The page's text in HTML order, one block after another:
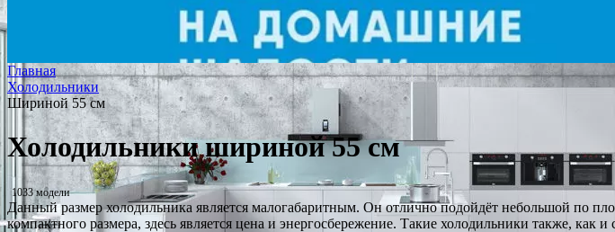
Главная
Холодильники
Шириной 55 см
Холодильники шириной 55 см
1033 модели
Данный размер холодильника является малогабаритным. Он отлично подойдёт небольшой по
компактного размера, здесь является цена и энергосбережение. Такие холодильники также,